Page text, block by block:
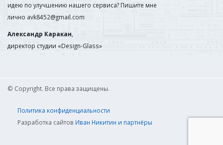
идею по улучшению нашего сервиса? Пишите мне
лично avk8452@gmail.com
Александр Каракан
директор студии «Design-Glass»
© Copyright. Все права защищены.
Политика конфиденциальности
Разработка сайтов Иван Никитин и партнёры